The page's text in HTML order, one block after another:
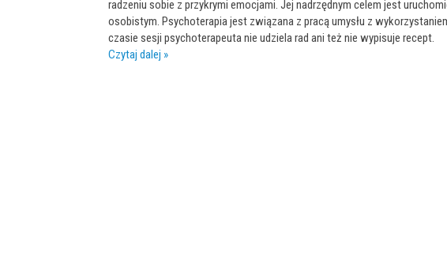
radzeniu sobie z przykrymi emocjami. Jej nadrzędnym celem jest
osobistym. Psychoterapia jest związana z pracą umysłu z
czasie sesji psychoterapeuta nie udziela rad ani też nie wypisuje recept.
Czytaj dalej »